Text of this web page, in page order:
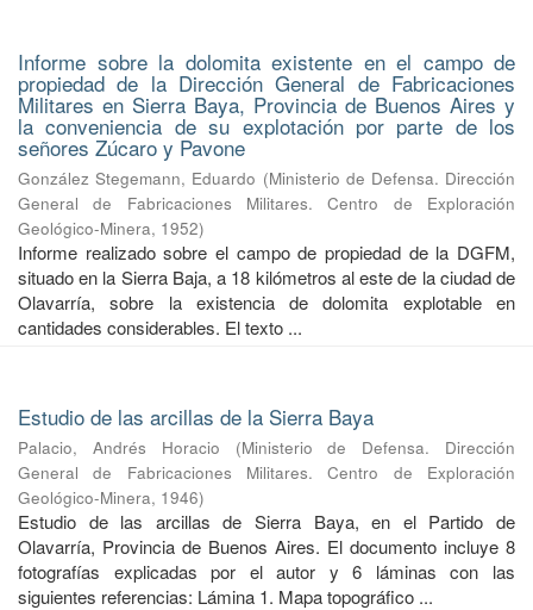
Informe sobre la dolomita existente en el campo de
propiedad de la Dirección General de Fabricaciones
Militares en Sierra Baya, Provincia de Buenos Aires y
la conveniencia de su explotación por parte de los
señores Zúcaro y Pavone
González Stegemann, Eduardo (Ministerio de Defensa. Dirección
General de Fabricaciones Militares. Centro de Exploración
Geológico-Minera, 1952)
Informe realizado sobre el campo de propiedad de la DGFM,
situado en la Sierra Baja, a 18 kilómetros al este de la ciudad de
Olavarría, sobre la existencia de dolomita explotable en
cantidades considerables. El texto ...
Estudio de las arcillas de la Sierra Baya
Palacio, Andrés Horacio (Ministerio de Defensa. Dirección
General de Fabricaciones Militares. Centro de Exploración
Geológico-Minera, 1946)
Estudio de las arcillas de Sierra Baya, en el Partido de
Olavarría, Provincia de Buenos Aires. El documento incluye 8
fotografías explicadas por el autor y 6 láminas con las
siguientes referencias: Lámina 1. Mapa topográfico ...